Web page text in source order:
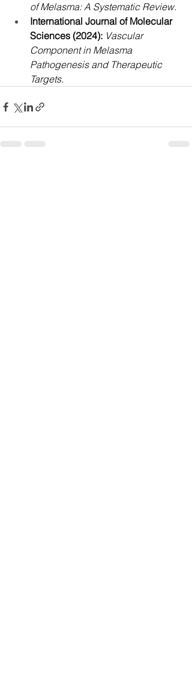
of Melasma: A Systematic Review.
International Journal of Molecular
Sciences (2024): Vascular
Component in Melasma
Pathogenesis and Therapeutic
Targets.